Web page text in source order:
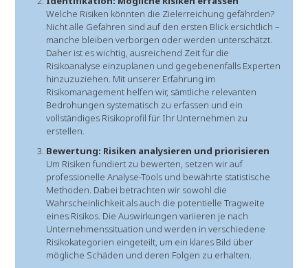
Welche Risiken könnten die Zielerreichung gefährden?
Nicht alle Gefahren sind auf den ersten Blick ersichtlich –
manche bleiben verborgen oder werden unterschätzt.
Daher ist es wichtig, ausreichend Zeit für die
Risikoanalyse einzuplanen und gegebenenfalls Experten
hinzuzuziehen. Mit unserer Erfahrung im
Risikomanagement helfen wir, sämtliche relevanten
Bedrohungen systematisch zu erfassen und ein
vollständiges Risikoprofil für Ihr Unternehmen zu
erstellen.
Bewertung: Risiken analysieren und priorisieren
Um Risiken fundiert zu bewerten, setzen wir auf
professionelle Analyse-Tools und bewährte statistische
Methoden. Dabei betrachten wir sowohl die
Wahrscheinlichkeit als auch die potentielle Tragweite
eines Risikos. Die Auswirkungen variieren je nach
Unternehmenssituation und werden in verschiedene
Risikokategorien eingeteilt, um ein klares Bild über
mögliche Schäden und deren Folgen zu erhalten.